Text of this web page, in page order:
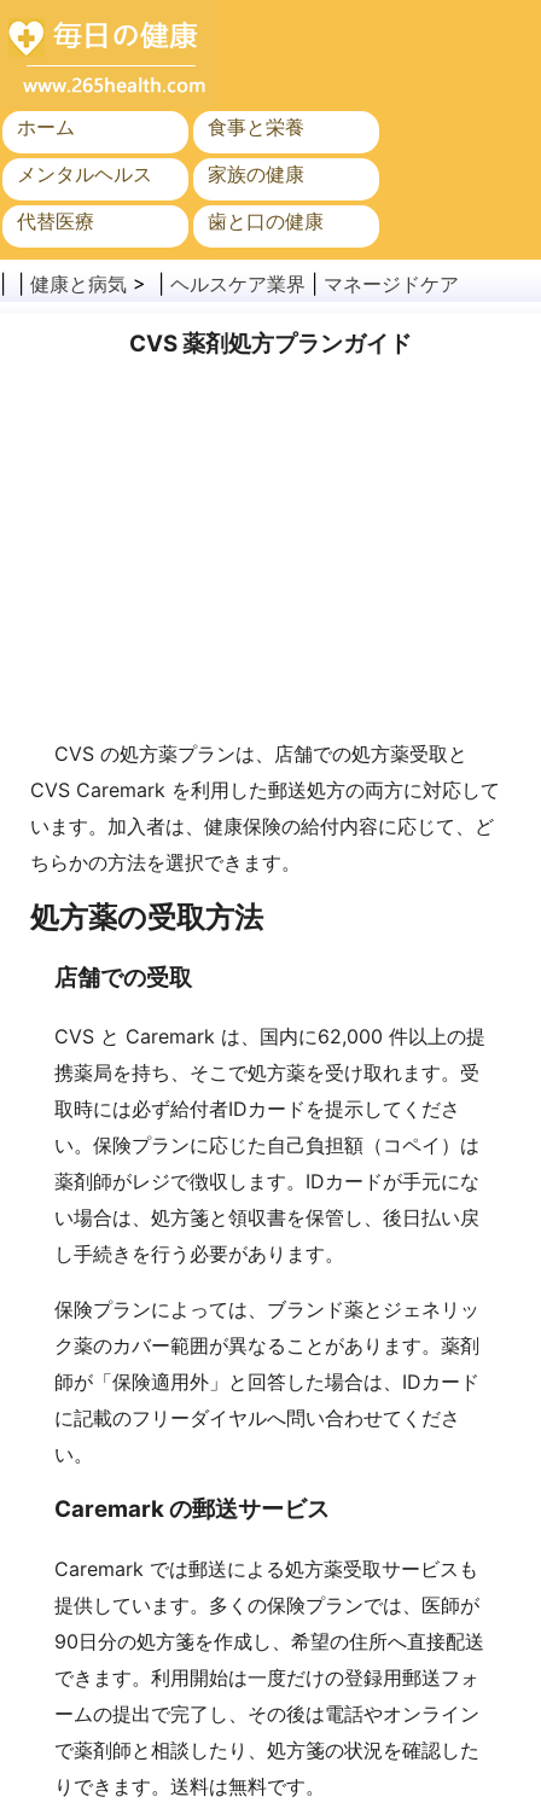
ホーム
食事と栄養
メンタルヘルス
家族の健康
代替医療
歯と口の健康
がん
健康と病気 > | ヘルスケア業界 マネージドケア
CVS 薬剤処方プランガイド
CVS の処方薬プランは、店舗での処方薬受取と
CVS Caremark を利用した郵送処方の両方に対応して
います。加入者は、健康保険の給付内容に応じて、ど
ちらかの方法を選択できます。
処方薬の受取方法
店舗での受取
CVS と Caremark は、国内に62,000 件以上の提
携薬局を持ち、そこで処方薬を受け取れます。受
取時には必ず給付者IDカードを提示してくださ
い。保険プランに応じた自己負担額（コペイ）は
薬剤師がレジで徴収します。IDカードが手元にな
い場合は、処方箋と領収書を保管し、後日払い戻
し手続きを行う必要があります。
保険プランによっては、ブランド薬とジェネリッ
ク薬のカバー範囲が異なることがあります。薬剤
師が「保険適用外」と回答した場合は、IDカード
に記載のフリーダイヤルへ問い合わせてくださ
い。
Caremark の郵送サービス
Caremark では郵送による処方薬受取サービスも
提供しています。多くの保険プランでは、医師が
90日分の処方箋を作成し、希望の住所へ直接配送
できます。利用開始は一度だけの登録用郵送フォ
ームの提出で完了し、その後は電話やオンライン
で薬剤師と相談したり、処方箋の状況を確認した
りできます。送料は無料です。